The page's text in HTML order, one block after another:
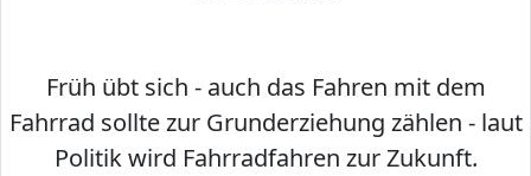
Früh übt sich - auch das Fahren mit dem
Fahrrad sollte zur Grunderziehung zählen - laut
Politik wird Fahrradfahren zur Zukunft.